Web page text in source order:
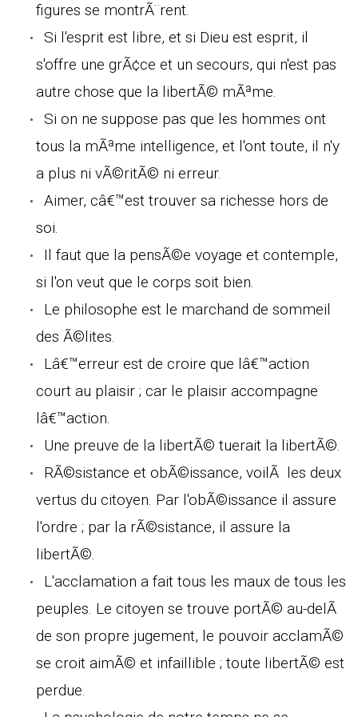
figures se montrÃ¨rent.
Si l'esprit est libre, et si Dieu est esprit, il
s'offre une grÃ¢ce et un secours, qui n'est pas
autre chose que la libertÃ© mÃªme.
Si on ne suppose pas que les hommes ont
tous la mÃªme intelligence, et l'ont toute, il n'y
a plus ni vÃ©ritÃ© ni erreur.
Aimer, câ€™est trouver sa richesse hors de
soi.
Il faut que la pensÃ©e voyage et contemple,
si l'on veut que le corps soit bien.
Le philosophe est le marchand de sommeil
des Ã©lites.
Lâ€™erreur est de croire que lâ€™action
court au plaisir ; car le plaisir accompagne
lâ€™action.
Une preuve de la libertÃ© tuerait la libertÃ©.
RÃ©sistance et obÃ©issance, voilÃ les deux
vertus du citoyen. Par l'obÃ©issance il assure
l'ordre ; par la rÃ©sistance, il assure la
libertÃ©.
L'acclamation a fait tous les maux de tous les
peuples. Le citoyen se trouve portÃ© au-delÃ
de son propre jugement, le pouvoir acclamÃ©
se croit aimÃ© et infaillible ; toute libertÃ© est
perdue.